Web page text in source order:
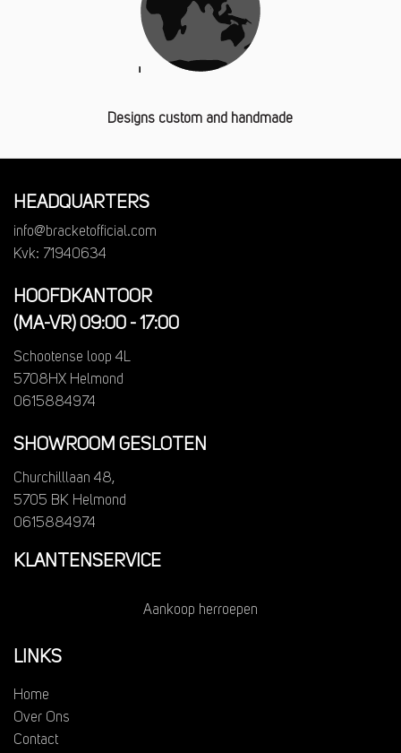
Designs custom and handmade
HEADQUARTERS
info@bracketofficial.com
Kvk: 71940634
HOOFDKANTOOR
(MA-VR) 09:00 - 17:00
Schootense loop 4L
5708HX Helmond
0615884974
SHOWROOM GESLOTEN
Churchilllaan 48,
5705 BK Helmond
0615884974
KLANTENSERVICE
Aankoop herroepen
LINKS
Home
Over Ons
Contact